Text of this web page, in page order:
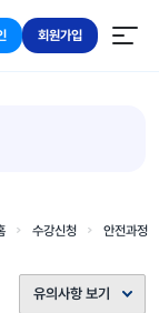
회원가입
수강신청 안전과정
유의사항 보기